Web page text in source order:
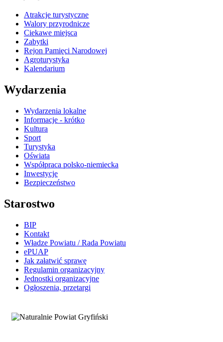
Atrakcje turystyczne
Walory przyrodnicze
Ciekawe miejsca
Zabytki
Rejon Pamięci Narodowej
Agroturystyka
Kalendarium
Wydarzenia
Wydarzenia lokalne
Informacje - krótko
Kultura
Sport
Turystyka
Oświata
Współpraca polsko-niemiecka
Inwestycje
Bezpieczeństwo
Starostwo
BIP
Kontakt
Władze Powiatu / Rada Powiatu
ePUAP
Jak załatwić sprawę
Regulamin organizacyjny
Jednostki organizacyjne
Ogłoszenia, przetargi